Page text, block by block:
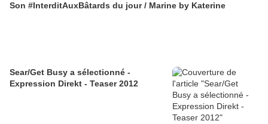
Son #InterditAuxBâtards du jour / Marine by Katerine
Sear/Get Busy a sélectionné -
Expression Direkt - Teaser 2012